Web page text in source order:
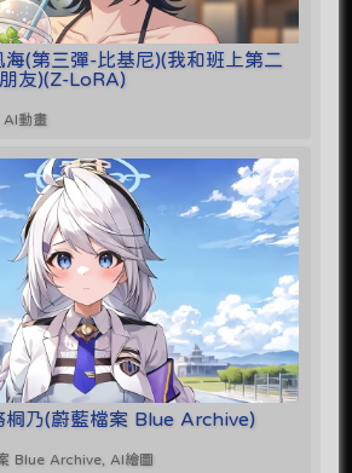
海(第三彈-比基尼)(我和班上第二
友)(Z-LoRA)
AI動畫
桐乃(蔚藍檔案 Blue Archive)
Blue Archive, AI繪圖